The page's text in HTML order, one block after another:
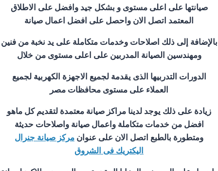
صيانتها على اعلى مستوى و بشكل جيد وافضل على الاطلاق
المعتمد اتصل الان واحصل على افضل اعمال صيانة
بالإضافة إلى ذلك اصلاحات وخدمات متكاملة على يد نخبة من فنين
ومهندسين الصيانة المدربين على اعلى مستوى من خلال
الدورات التدربيها الذى يقدمة لجميع الاجهزة الكهربية لجميع
العملاء على مستوى محافظات مصر
زيادة على ذلك يوجد لدينا مراكز صيانة معتمدة لتقديم كل ماهو
افضل من خدمات متكاملة واعمال صيانة واصلاحات حديثة
ومتطورة بالطبع اتصل الان على عنوان مركز صيانة جنرال
اليكتريك فى الشروق